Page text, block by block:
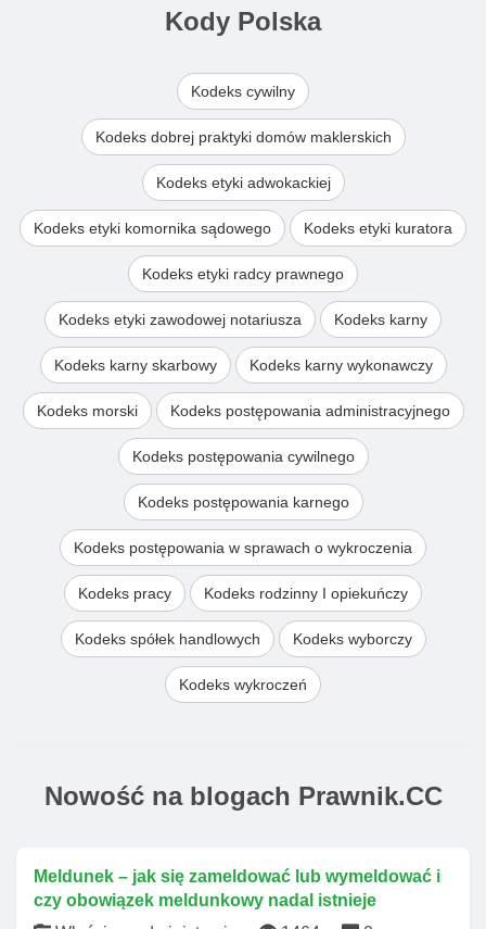
Kody Polska
Kodeks cywilny
Kodeks dobrej praktyki domów maklerskich
Kodeks etyki adwokackiej
Kodeks etyki komornika sądowego Kodeks etyki kuratora
Kodeks etyki radcy prawnego
Kodeks etyki zawodowej notariusza Kodeks karny
Kodeks karny skarbowy Kodeks karny wykonawczy
Kodeks morski Kodeks postępowania administracyjnego
Kodeks postępowania cywilnego
Kodeks postępowania karnego
Kodeks postępowania w sprawach o wykroczenia
Kodeks pracy Kodeks rodzinny I opiekuńczy
Kodeks spółek handlowych Kodeks wyborczy
Kodeks wykroczeń
Nowość na blogach Prawnik.CC
Meldunek – jak się zameldować lub wymeldować i
czy obowiązek meldunkowy nadal istnieje